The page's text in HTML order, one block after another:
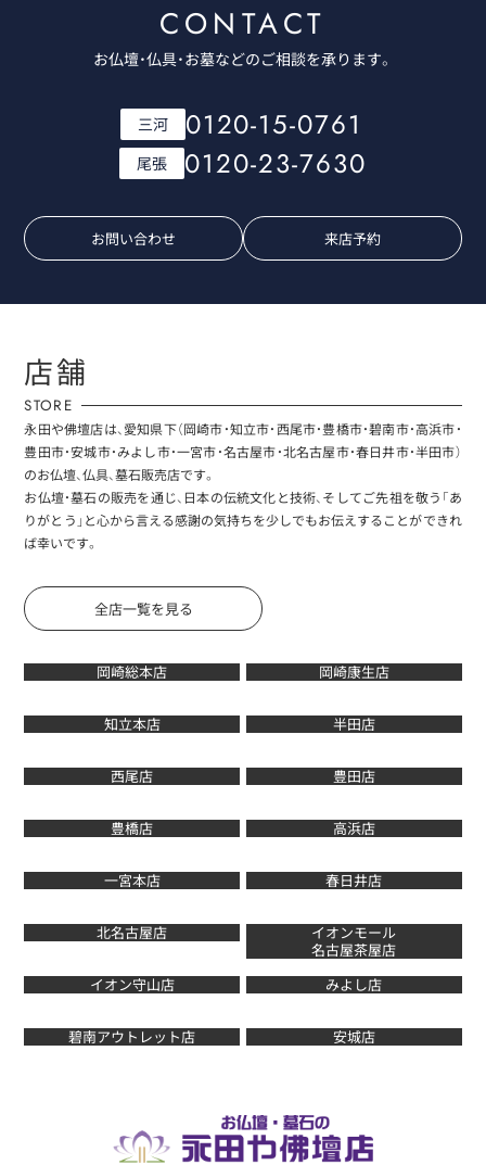
CONTACT
お仏壇・仏具・お墓などのご相談を承ります。
三河 0120-15-0761
尾張 0120-23-7630
お問い合わせ 来店予約
店舗
STORE
永田や佛壇店は、愛知県下（岡崎市・知立市・西尾市・豊橋市・碧南市・高浜市・
豊田市・安城市・みよし市・一宮市・名古屋市・北名古屋市・春日井市・半田市）
のお仏壇、仏具、墓石販売店です。
お仏壇・墓石の販売を通じ、日本の伝統文化と技術、そしてご先祖を敬う「あ
りがとう」と心から言える感謝の気持ちを少しでもお伝えすることができれ
ば幸いです。
全店一覧を見る
岡崎総本店 岡崎康生店
知立本店 半田店
西尾店 豊田店
豊橋店 高浜店
一宮本店 春日井店
北名古屋店
イオンモール
名古屋茶屋店
イオン守山店
みよし店
碧南アウトレット店 安城店